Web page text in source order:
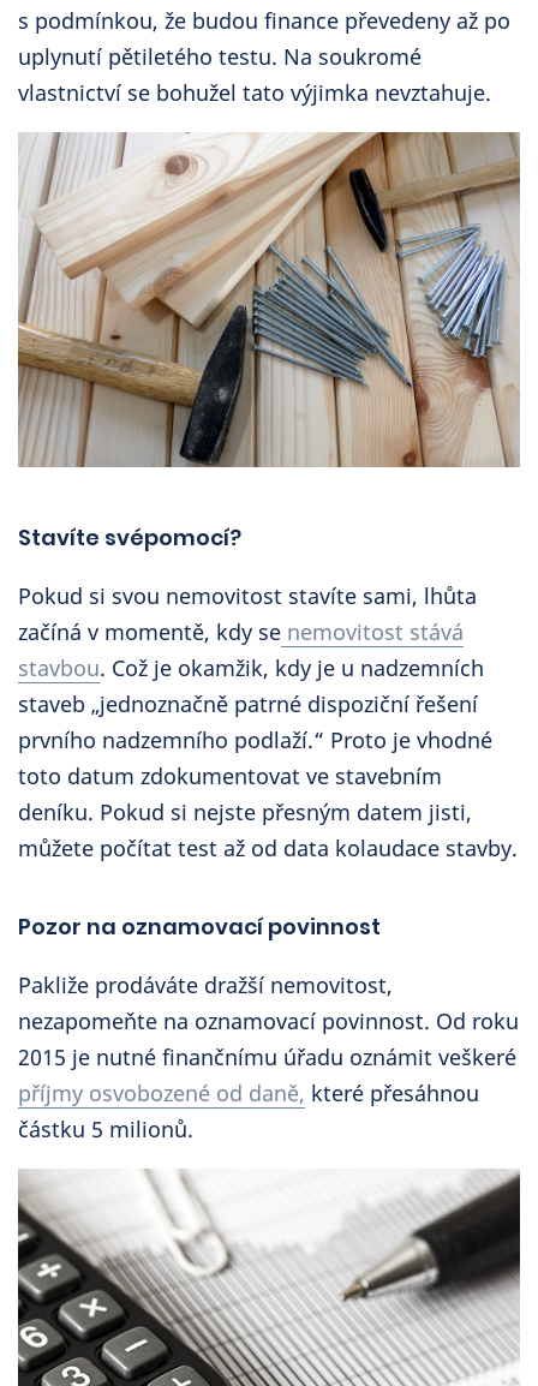
s podmínkou, že budou finance převedeny až po
uplynutí pětiletého testu. Na soukromé
vlastnictví se bohužel tato výjimka nevztahuje.
Stavíte svépomocí?
Pokud si svou nemovitost stavíte sami, lhůta
začíná v momentě, kdy se nemovitost stává
stavbou. Což je okamžik, kdy je u nadzemních
staveb „jednoznačně patrné dispoziční řešení
prvního nadzemního podlaží.“ Proto je vhodné
toto datum zdokumentovat ve stavebním
deníku. Pokud si nejste přesným datem jisti,
můžete počítat test až od data kolaudace stavby.
Pozor na oznamovací povinnost
Pakliže prodáváte dražší nemovitost,
nezapomeňte na oznamovací povinnost. Od roku
2015 je nutné finančnímu úřadu oznámit veškeré
příjmy osvobozené od daně, které přesáhnou
částku 5 milionů.